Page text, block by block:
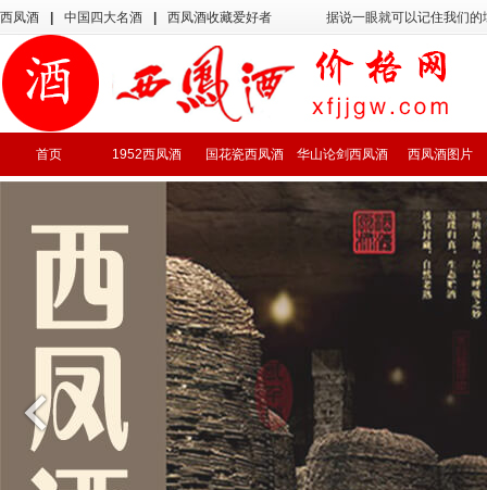
西凤酒 中国四大名酒 西凤酒收藏爱好者 据说一眼就可以记住我们
首页 1952西凤酒 国花瓷西凤酒 华山论剑西凤酒 西凤酒图片